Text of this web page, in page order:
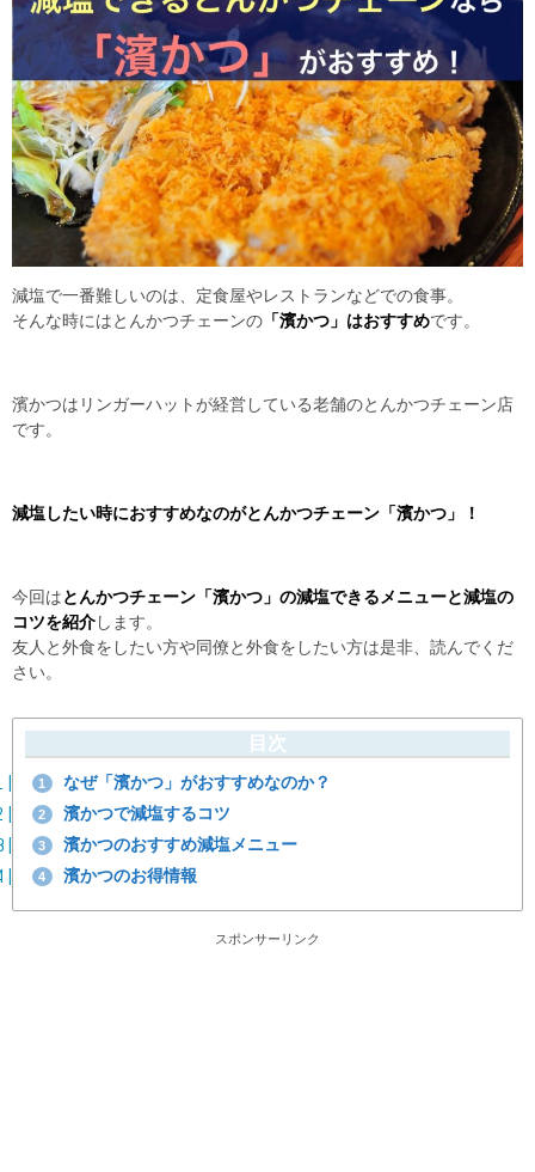
減塩で一番難しいのは、定食屋やレストランなどでの食事。
そんな時にはとんかつチェーンの 「濱かつ」はおすすめです。
濱かつはリンガーハットが経営している老舗のとんかつチェーン店
です。
減塩したい時におすすめなのがとんかつチェーン「濱かつ」！
今回はとんかつチェーン「濱かつ」の減塩できるメニューと減塩の
コツを紹介します。
友人と外食をしたい方や同僚と外食をしたい方は是非、読んでくだ
さい。
目次
1 なぜ「濱かつ」がおすすめなのか？
2 濱かつで減塩するコツ
3 濱かつのおすすめ減塩メニュー
4 濱かつのお得情報
スポンサーリンク